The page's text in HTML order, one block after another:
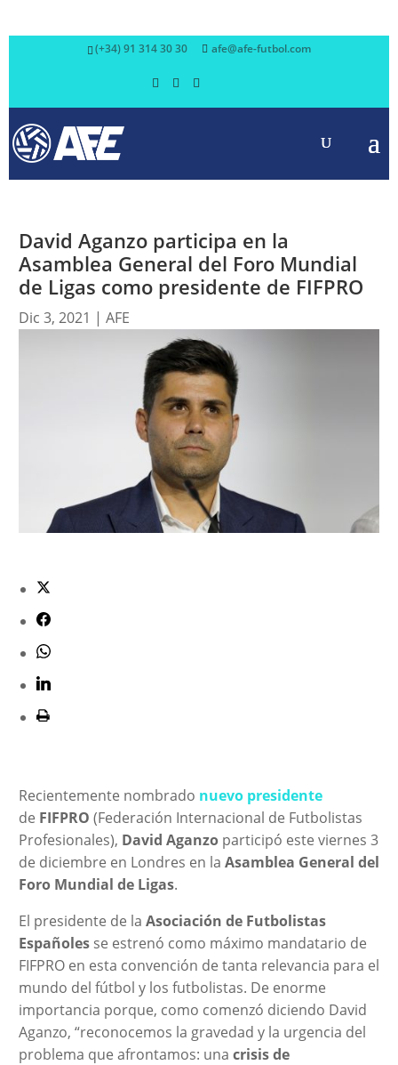
(+34) 91 314 30 30 afe@afe-futbol.com
David Aganzo participa en la
Asamblea General del Foro Mundial
de Ligas como presidente de FIFPRO
Dic 3, 2021 | AFE
Recientemente nombrado nuevo presidente
de FIFPRO (Federación Internacional de Futbolistas
Profesionales), David Aganzoparticipó este viernes 3
de diciembre en Londres en la Asamblea General del
Foro Mundial de Ligas.
El presidente de la Asociación de Futbolistas
Españolesse estrenó como máximo mandatario de
FIFPRO en esta convención de tanta relevancia para el
mundo del fútbol y los futbolistas. De enorme
importancia porque, como comenzó diciendo David
Aganzo, “reconocemos la gravedad y la urgencia del
problema que afrontamos: una crisis de